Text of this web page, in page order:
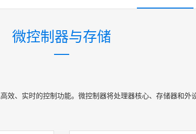
微控制器与存储
效、实时的控制功能。微控制器将处理器核心、存储器和